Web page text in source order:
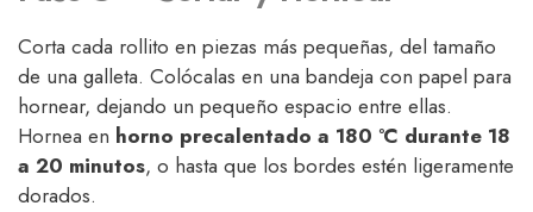
Corta cada rollito en piezas más pequeñas, del tamaño
de una galleta. Colócalas en una bandeja con papel para
hornear, dejando un pequeño espacio entre ellas.
Hornea en horno precalentado a 180 °C durante 18
a 20 minutos, o hasta que los bordes estén ligeramente
dorados.